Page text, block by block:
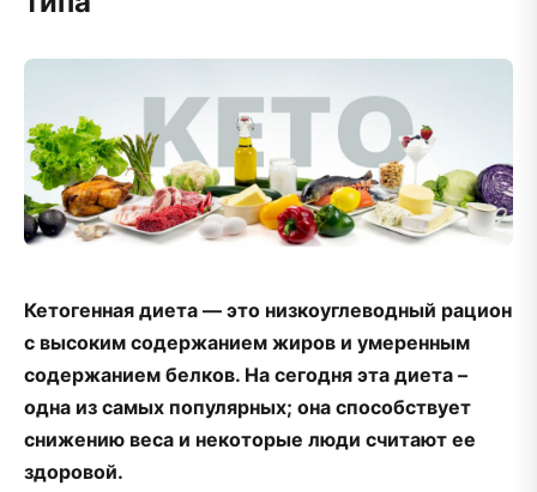
Кетогенная диета — это низкоуглеводный рацион
с высоким содержанием жиров и умеренным
содержанием белков. На сегодня эта диета –
одна из самых популярных; она способствует
снижению веса и некоторые люди считают ее
здоровой.